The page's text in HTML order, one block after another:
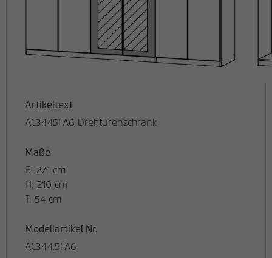
Artikeltext
AC3445FA6 Drehtürenschrank
Maße
B: 271 cm
H: 210 cm
T: 54 cm
Modellartikel Nr.
AC344.5FA6